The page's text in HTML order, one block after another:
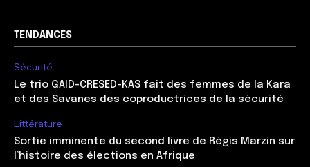
TENDANCES
Sécurité
Le trio GAID-CRESED-KAS fait des femmes de la Kara
et des Savanes des coproductrices de la sécurité
Littérature
Sortie imminente du second livre de Régis Marzin sur
l’histoire des élections en Afrique